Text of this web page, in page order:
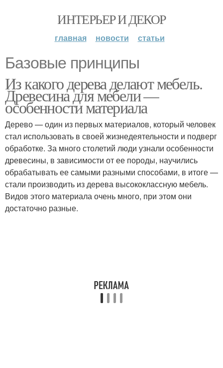
ИНТЕРЬЕР И ДЕКОР
главная новости статьи
Базовые принципы
Из какого дерева делают мебель.
Древесина для мебели —
особенности материала
Дерево — один из первых материалов, который человек
стал использовать в своей жизнедеятельности и подверг
обработке. За много столетий люди узнали особенности
древесины, в зависимости от ее породы, научились
обрабатывать ее самыми разными способами, в итоге —
стали производить из дерева высококлассную мебель.
Видов этого материала очень много, при этом они
достаточно разные.